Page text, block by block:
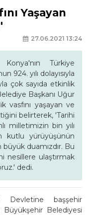
Yaşayan
27.06.2021 13:24
Türkiye
924. yılı dolayısıyla
çok sayıda etkinlik
Başkanı Uğur
vasfını yaşayan ve
belirterek, 'Tarihi
milletimizin bin yılı
kutlu yürüyüşünün
duamızdır. Bu
nesillere ulaştırmak
dedi.
Devletine başşehir
Büyükşehir Belediyesi